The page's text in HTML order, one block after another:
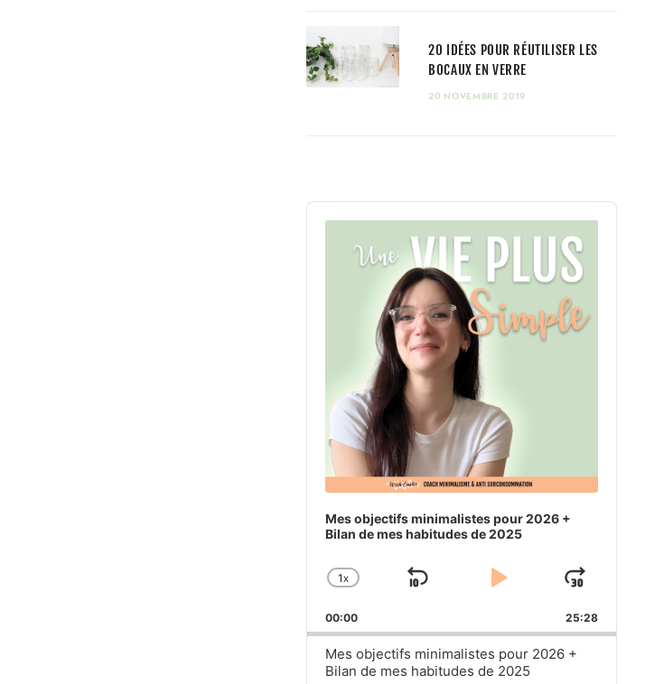
20 IDÉES POUR RÉUTILISER LES
BOCAUX EN VERRE
20 NOVEMBRE 2019
Audio
Mes objectifs minimalistes pour 2026 +
Bilan de mes habitudes de 2025
CHANGE
RATE
1X
SKIP
BACKWARD
PLAY
PAUSE
JUMP
00:00 25:28
Mes objectifs minimalistes pour 2026 +
Bilan de mes habitudes de 2025